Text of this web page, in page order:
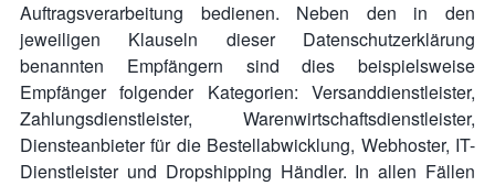
Auftragsverarbeitung bedienen. Neben den in den
jeweiligen Klauseln dieser Datenschutzerklärung
benannten Empfängern sind dies beispielsweise
Empfänger folgender Kategorien: Versanddienstleister,
Zahlungsdienstleister, Warenwirtschaftsdienstleister,
Diensteanbieter für die Bestellabwicklung, Webhoster, IT-
Dienstleister und Dropshipping Händler. In allen Fällen